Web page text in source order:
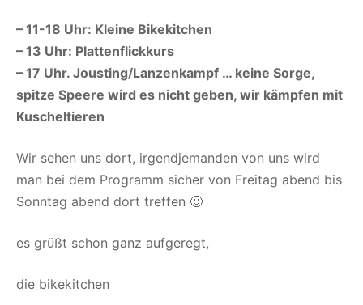
– 11-18 Uhr: Kleine Bikekitchen
– 13 Uhr: Plattenflickkurs
– 17 Uhr. Jousting/Lanzenkampf … keine Sorge,
spitze Speere wird es nicht geben, wir kämpfen mit
Kuscheltieren
Wir sehen uns dort, irgendjemanden von uns wird
man bei dem Programm sicher von Freitag abend bis
Sonntag abend dort treffen 🙂
es grüßt schon ganz aufgeregt,
die bikekitchen